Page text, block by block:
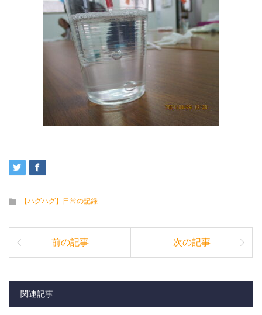
【ハグハグ】日常の記録
前の記事 次の記事
関連記事